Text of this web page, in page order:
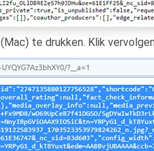
(Mac) te drukken. Klik